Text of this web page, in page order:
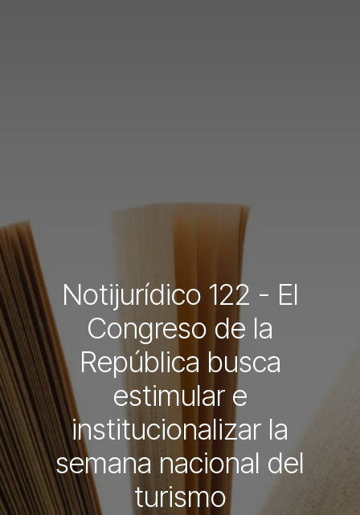
Notijurídico 122 - El
Congreso de la
República busca
estimular e
institucionalizar la
semana nacional del
turismo